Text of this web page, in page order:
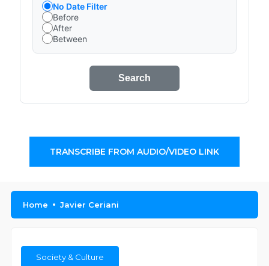
No Date Filter
Before
After
Between
Search
TRANSCRIBE FROM AUDIO/VIDEO LINK
Home Javier Ceriani
Society & Culture